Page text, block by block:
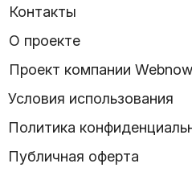
Контакты
О проекте
Проект компании
Условия использования
Политика
Публичная оферта